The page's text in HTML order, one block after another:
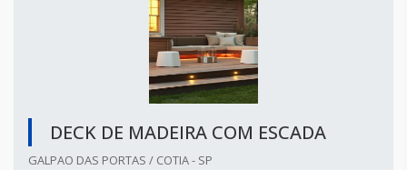
DECK DE MADEIRA COM ESCADA
GALPAO DAS PORTAS / COTIA - SP